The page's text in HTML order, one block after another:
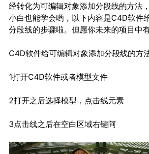
经转化为可编辑对象添加分段线的方法
小白也能学会哟，以下内容是C4D软件
分段线的步骤啦。 但愿你未来的项目中
C4D软件给可编辑对象添加分段线的方
1打开C4D软件或者模型文件
2打开之后选择模型，点击线元素
3点击线之后在空白区域右键阿